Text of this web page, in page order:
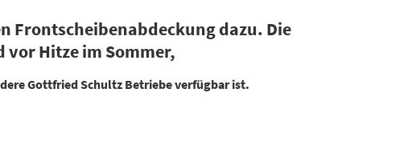
Frontscheibenabdeckung dazu. Die
Hitze im Sommer,
Gottfried Schultz Betriebe verfügbar ist.